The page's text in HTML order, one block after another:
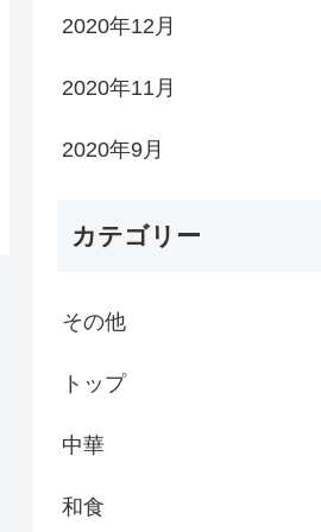
2020年12月
2020年11月
2020年9月
カテゴリー
その他
トップ
中華
和食